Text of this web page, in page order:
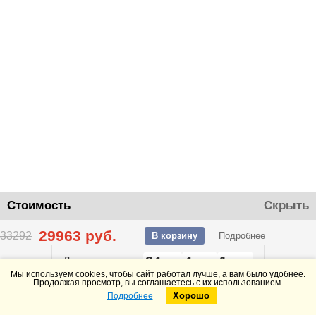
Стоимость Скрыть
33292 29963 руб. В корзину Подробнее
До конца акции24 4 1
Telegram
Мы используем cookies, чтобы сайт работал лучше, а вам было удобнее.
Продолжая просмотр, вы соглашаетесь с их использованием.
Подробнее
Хорошо